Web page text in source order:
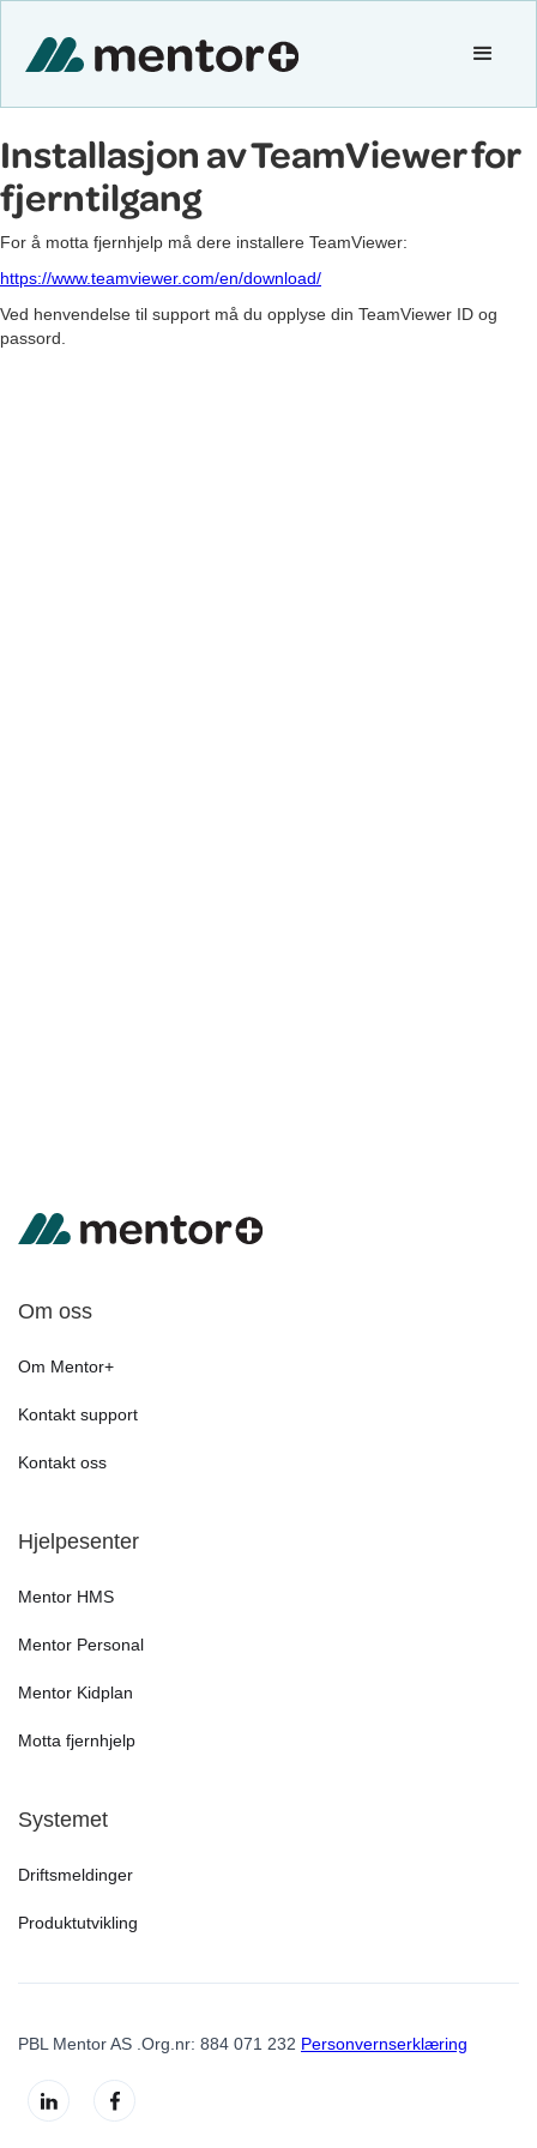
Installasjon av TeamViewer for
fjerntilgang
For å motta fjernhjelp må dere installere TeamViewer:
https://www.teamviewer.com/en/download/
Ved henvendelse til support må du opplyse din TeamViewer ID og
passord.
Om oss
Om Mentor+
Kontakt support
Kontakt oss
Hjelpesenter
Mentor HMS
Mentor Personal
Mentor Kidplan
Motta fjernhjelp
Systemet
Driftsmeldinger
Produktutvikling
PBL Mentor AS .Org.nr: 884 071 232 Personvernserklæring